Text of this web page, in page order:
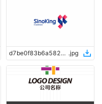
d7be0f83b6a58200b13e36bfae687bc5 .jpg